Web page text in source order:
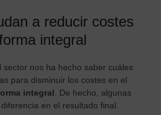
a reducir costes
integral
nos ha hecho saber cuáles
para disminuir los costes en el
integral . De hecho, algunas
en el resultado final.